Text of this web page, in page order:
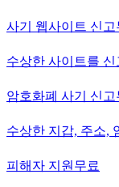
사기 웹사이트 신고
수상한 사이트를
암호화폐 사기 신고
수상한 지갑, 주소,
피해자 지원 무료